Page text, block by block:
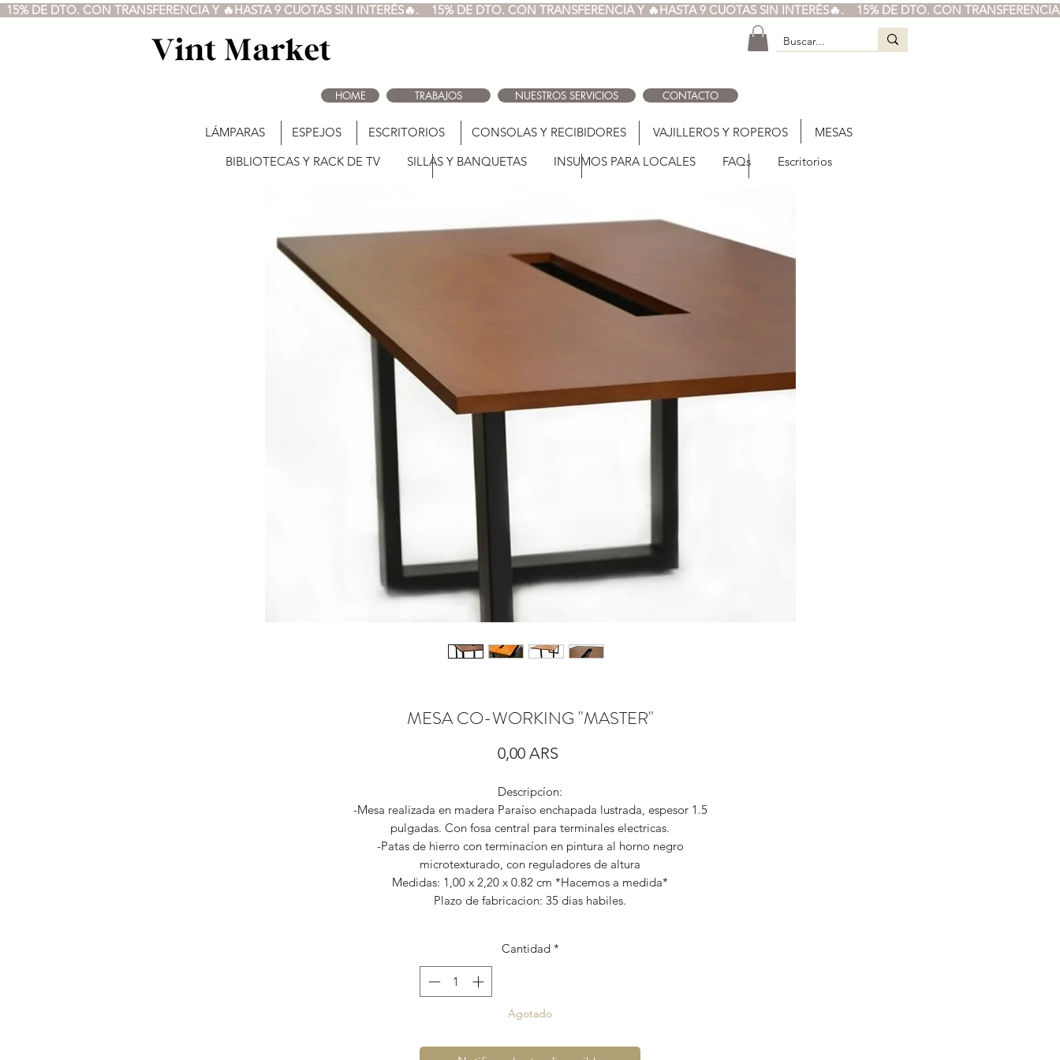
  15% DE DTO. CON TRANSFERENCIA Y 🔥HASTA 9 CUOTAS SIN INTERÉS🔥.
HOME TRABAJOS NUESTROS SERVICIOS CONTACTO
LÁMPARAS ESPEJOS ESCRITORIOS CONSOLAS Y RECIBIDORES VAJILLEROS Y ROPEROS
MESAS
BIBLIOTECAS Y RACK DE TV
SILLAS Y BANQUETAS INSUMOS PARA LOCALES FAQs Escritorios
MESA CO-WORKING "MASTER"
0,00 ARS
Descripcíon:
-Mesa realizada en madera Paraíso enchapada lustrada, espesor 1.5
pulgadas. Con fosa central para terminales electricas.
-Patas de hierro con terminacíon en pintura al horno negro
microtexturado, con reguladores de altura
Medidas: 1,00 x 2,20 x 0.82 cm *Hacemos a medida*
Plazo de fabricacion: 35 dias habiles.
Cantidad *
Agotado